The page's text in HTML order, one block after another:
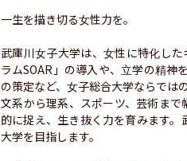
一生を描き切る女性力を。
武庫川女子大学は、女性に特化し
ラムSOAR」の導入や、立学の精神
の策定など、女子総合大学ならでは
文系から理系、スポーツ、芸術ま
的に捉え、生き抜く力を育みます
大学を目指します。